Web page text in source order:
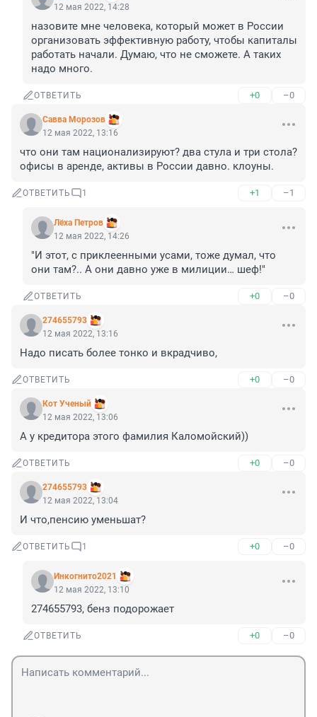
12 мая 2022, 14:28
назовите мне человека, который может в России
организовать эффективную работу, чтобы капиталы
работать начали. Думаю, что не сможете. А таких
надо много.
ОТВЕТИТЬ +0 –0
Савва Морозов
12 мая 2022, 13:16
что они там национализируют? два стула и три стола?
офисы в аренде, активы в России давно. клоуны.
ОТВЕТИТЬ 1 +1 –1
Лёха Петров
12 мая 2022, 14:26
"И этот, с приклеенными усами, тоже думал, что
они там?.. А они давно уже в милиции… шеф!"
ОТВЕТИТЬ +0 –0
274655793
12 мая 2022, 13:16
Надо писать более тонко и вкрадчиво,
ОТВЕТИТЬ +0 –0
Кот Ученый
12 мая 2022, 13:06
А у кредитора этого фамилия Каломойский))
ОТВЕТИТЬ +0 –0
274655793
12 мая 2022, 13:04
И что,пенсию уменьшат?
ОТВЕТИТЬ 1 +0 –0
Инкогнито2021
12 мая 2022, 13:10
274655793, бенз подорожает
ОТВЕТИТЬ +0 –0